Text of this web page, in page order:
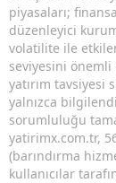
piyasaları;
düzenleyici
volatilite ile
seviyesini
yatırım tavsiyesi
yalnızca
sorumluluğu
yatirimx.com.tr,
(barındırma
kullanıcılar